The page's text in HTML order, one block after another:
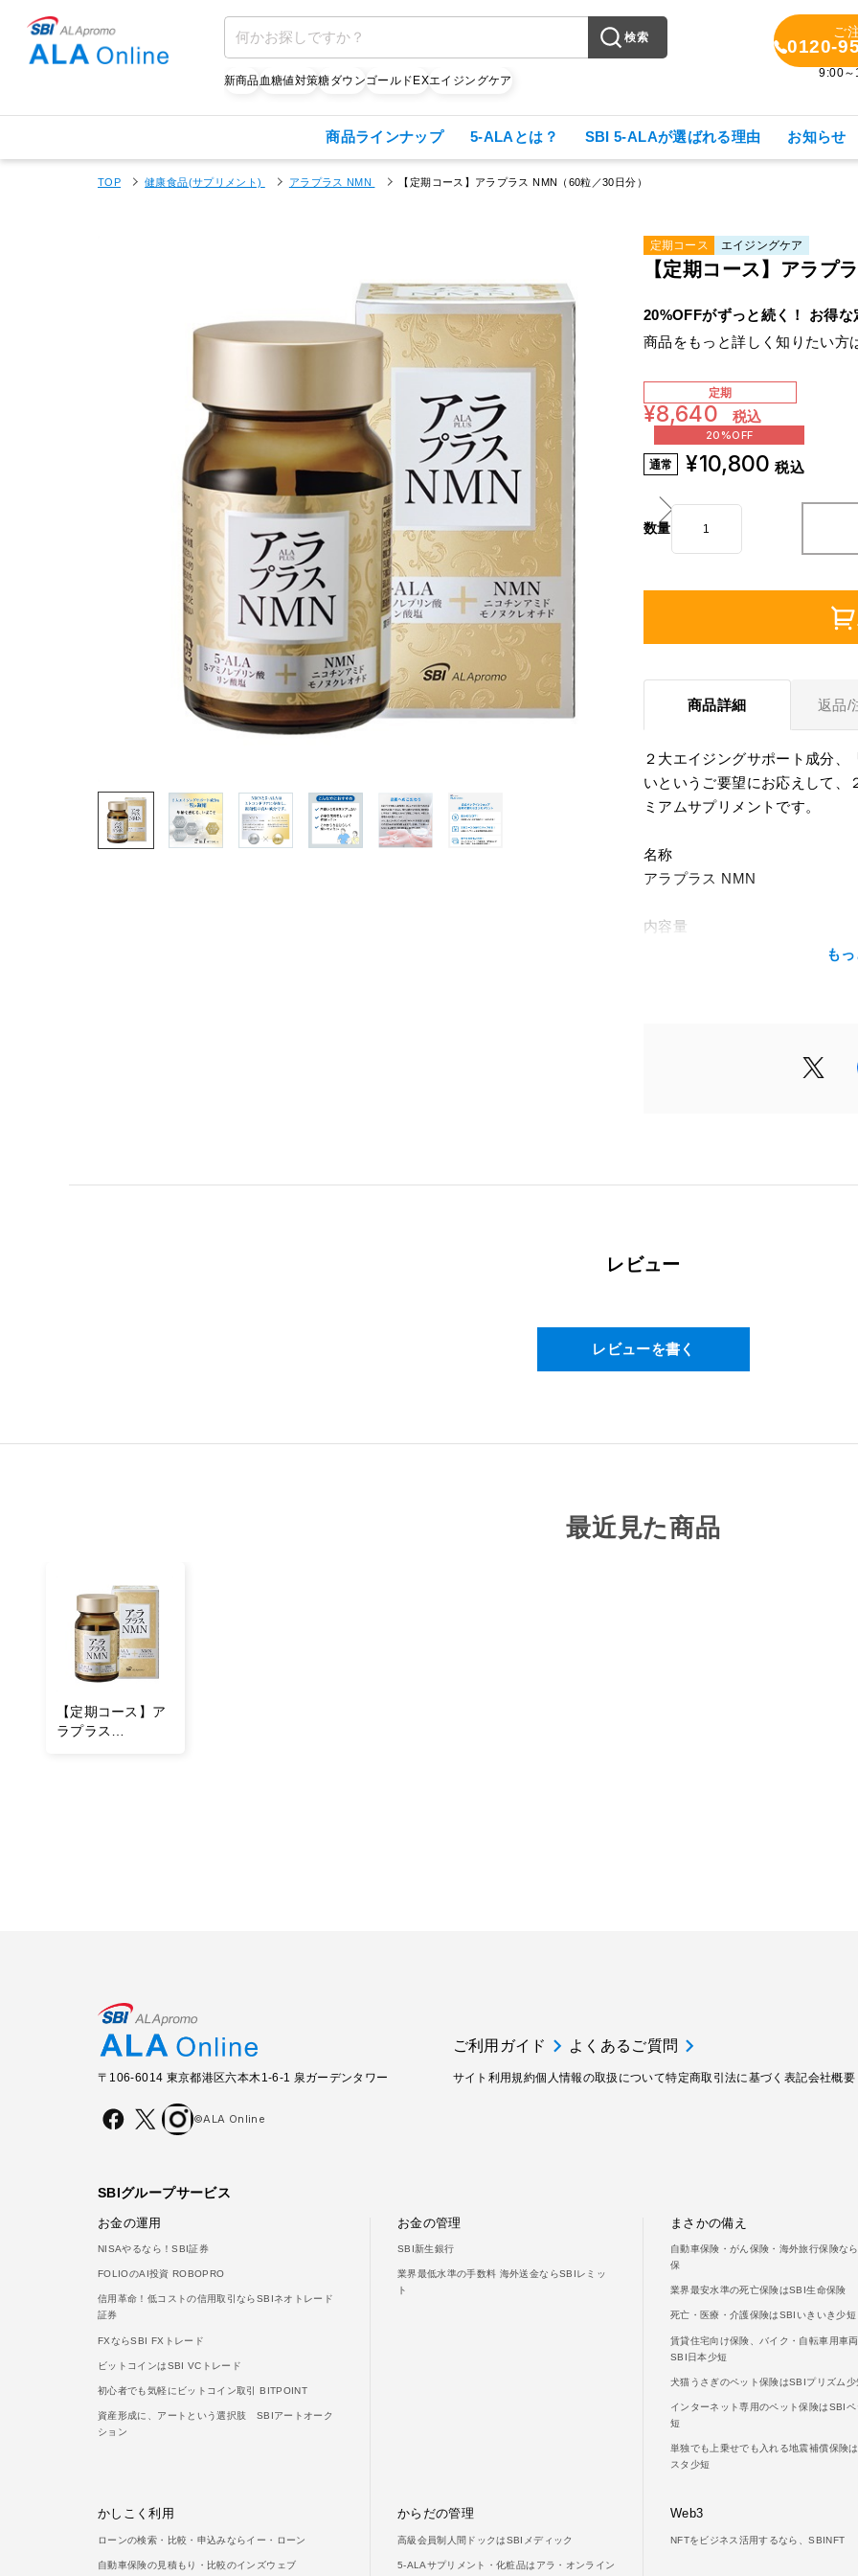
検索
新商品血糖値対策糖ダウンゴールドEXエイジングケア
ご
0120-
9:00～
商品ラインナップ 5-ALAとは？ SBI 5-ALAが選ばれる理由 お知らせ
TOP 健康食品(サプリメント) アラプラス NMN 【定期コース】アラプラス NMN（60粒／30日分）
定期コース エイジングケア
【定期コース】アラプ
20%OFFがずっと続く！ お得な
商品をもっと詳しく知りたい方
定期
¥8,640 税込
20%OFF
通常 ¥10,800 税込
数量
商品詳細 返品/
２大エイジングサポート成分
いというご要望にお応えして、
ミアムサプリメントです。
名称
アラプラス NMN
内容量
19.8g（1粒総重量330mg x 60粒
エネルギー：1.14kcal / たんぱ
β-ニコチンアミドモノヌクレオ
も
レビュー
レビューを書く
最近見た商品
【定期コース】ア
ラプラス
〒106-6014 東京都港区六本木1-6-1 泉ガーデンタワー
ご利用ガイド よくあるご質問
サイト利用規約個人情報の取扱について特定商取引法に基づく表記会社概要
©ALA Online
SBIグループサービス
お金の運用
NISAやるなら！SBI証券
FOLIOのAI投資 ROBOPRO
信用革命！低コストの信用取引ならSBIネオトレード
証券
FXならSBI FXトレード
ビットコインはSBI VCトレード
初心者でも気軽にビットコイン取引 BITPOINT
資産形成に、アートという選択肢 SBIアートオーク
ション
お金の管理
SBI新生銀行
業界最低水準の手数料 海外送金ならSBIレミッ
ト
まさかの備え
自動車保険・がん保険・海外旅行保険な
保
業界最安水準の死亡保険はSBI生命保険
死亡・医療・介護保険はSBIいきいき少短
賃貸住宅向け保険、バイク・自転車用車
SBI日本少短
犬猫うさぎのペット保険はSBIプリズム少
インターネット専用のペット保険はSBIペ
短
単独でも上乗せでも入れる地震補償保険
スタ少短
かしこく利用
ローンの検索・比較・申込みならイー・ローン
自動車保険の見積もり・比較のインズウェブ
からだの管理
高級会員制人間ドックはSBIメディック
5-ALAサプリメント・化粧品はアラ・オンライン
Web3
NFTをビジネス活用するなら、SBINFT